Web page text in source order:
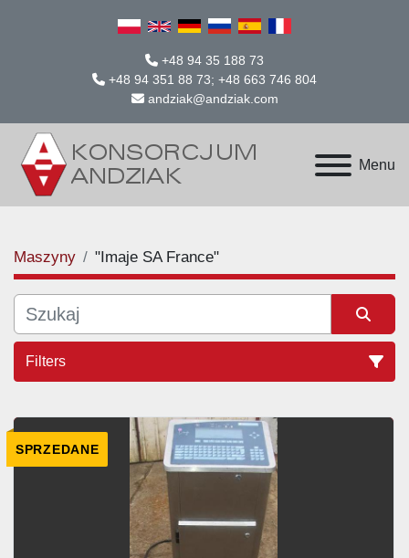
+48 94 35 188 73
+48 94 351 88 73; +48 663 746 804
andziak@andziak.com
Menu
Maszyny "Imaje SA France"
Filters
Wszystkie kategorie
Sortuj według
SPRZEDANE